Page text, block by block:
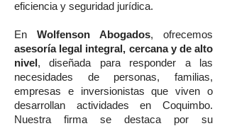
eficiencia y seguridad jurídica.
En Wolfenson Abogados, ofrecemos
asesoría legal integral, cercana y de alto
nivel , diseñada para responder a las
necesidades de personas, familias,
empresas e inversionistas que viven o
desarrollan actividades en Coquimbo.
Nuestra firma se destaca por su